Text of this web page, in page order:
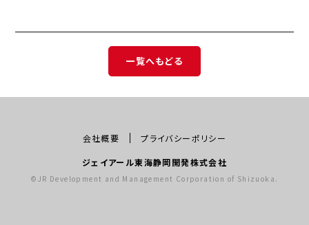
一覧へもどる
会社概要 プライバシーポリシー
ジェイアール東海静岡開発株式会社
©JR Development and Management Corporation of Shizuoka.